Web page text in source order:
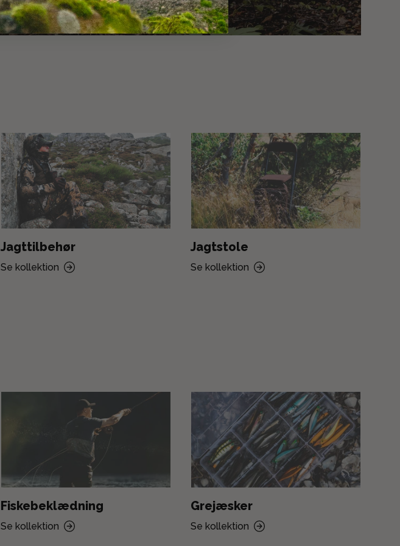
Jagttilbehør
Se kollektion
Jagtstole
Se kollektion
Fiskebeklædning
Se kollektion
Grejæsker
Se kollektion